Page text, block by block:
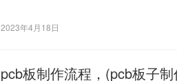
2023年4月18日
pcb板制作流程，(pcb板子